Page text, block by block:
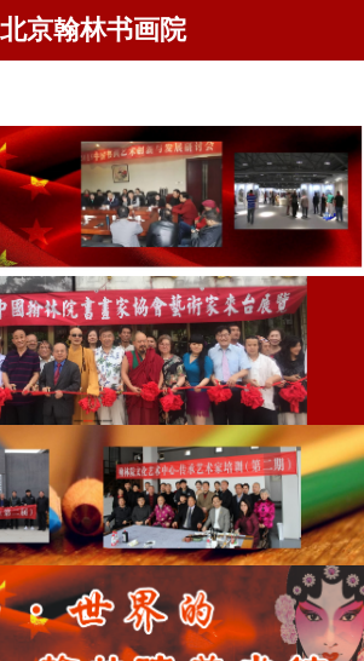
北京翰林书画院